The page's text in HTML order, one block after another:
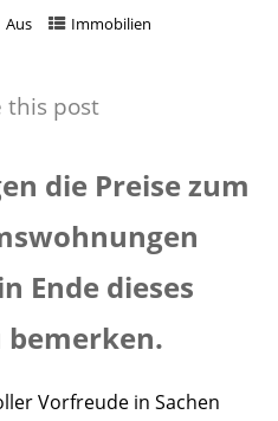
Aus Immobilien
this post
die Preise zum
Ende dieses
bemerken.
Vorfreude in Sachen